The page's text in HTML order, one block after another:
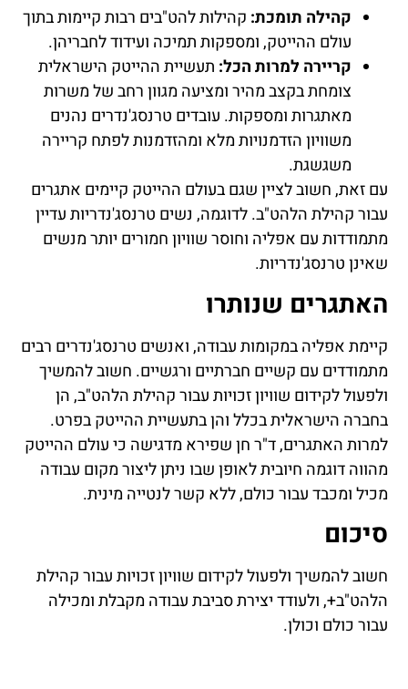
קהילה תומכת: קהילות להט"בים רבות קיימות בתוך
עולם ההייטק, ומספקות תמיכה ועידוד לחבריהן.
קריירה למרות הכל: תעשיית ההייטק הישראלית
צומחת בקצב מהיר ומציעה מגוון רחב של משרות
מאתגרות ומספקות. עובדים טרנסג'נדרים נהנים
משוויון הזדמנויות מלא ומהזדמנות לפתח קריירה
משגשגת.
עם זאת, חשוב לציין שגם בעולם ההייטק קיימים אתגרים
עבור קהילת הלהט"ב. לדוגמה, נשים טרנסג'נדריות עדיין
מתמודדות עם אפליה וחוסר שוויון חמורים יותר מנשים
שאינן טרנסג'נדריות.
האתגרים שנותרו
קיימת אפליה במקומות עבודה, ואנשים טרנסג'נדרים רבים
מתמודדים עם קשיים חברתיים ורגשיים. חשוב להמשיך
ולפעול לקידום שוויון זכויות עבור קהילת הלהט"ב, הן
בחברה הישראלית בכלל והן בתעשיית ההייטק בפרט.
למרות האתגרים, ד"ר חן שפירא מדגישה כי עולם ההייטק
מהווה דוגמה חיובית לאופן שבו ניתן ליצור מקום עבודה
מכיל ומכבד עבור כולם, ללא קשר לנטייה מינית.
סיכום
חשוב להמשיך ולפעול לקידום שוויון זכויות עבור קהילת
הלהט"ב+, ולעודד יצירת סביבת עבודה מקבלת ומכילה
עבור כולם וכולן.